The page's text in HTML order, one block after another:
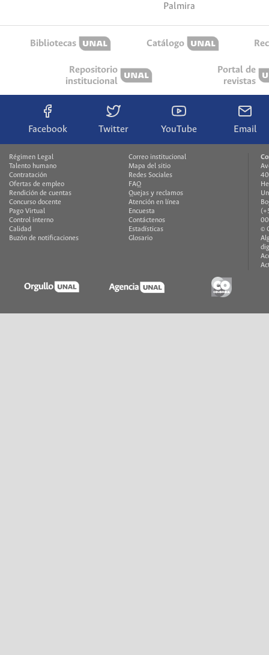
Palmira
Bibliotecas Catálogo
Repositorio
institucional
Portal de
revistas
Facebook Twitter YouTube Email
Régimen Legal
Talento humano
Contratación
Ofertas de empleo
Rendición de cuentas
Concurso docente
Pago Virtual
Control interno
Calidad
Buzón de notificaciones
Correo institucional
Mapa del sitio
Redes Sociales
FAQ
Quejas y reclamos
Atención en línea
Encuesta
Contáctenos
Estadísticas
Glosario
©